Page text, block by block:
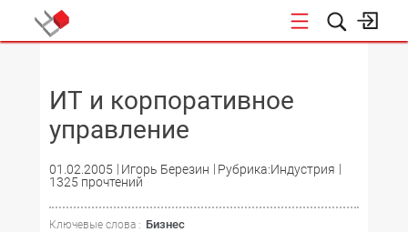
ИТ и корпоративное
управление
01.02.2005 Игорь Березин
Рубрика:Индустрия
1325 прочтений
Ключевые слова : Бизнес